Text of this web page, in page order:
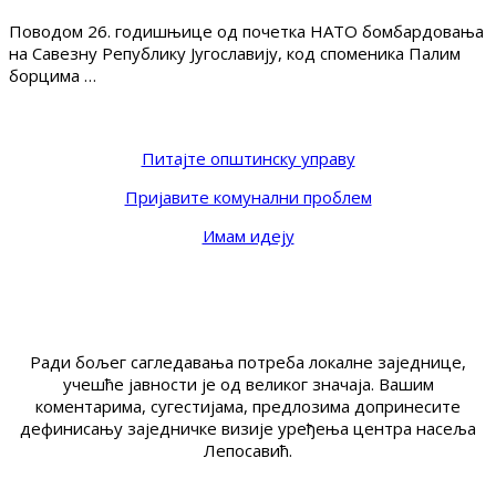
Поводом 26. годишњице од почетка НАТО бомбардовања
на Савезну Републику Југославију, код споменика Палим
борцима …
Питајте општинску управу
Пријавите комунални проблем
Имам идеју
Ради бољег сагледавања потреба локалне заједнице,
учешће јавности је од великог значаја. Вашим
коментарима, сугестијама, предлозима допринесите
дефинисању заједничке визије уређења центра насеља
Лепосавић.